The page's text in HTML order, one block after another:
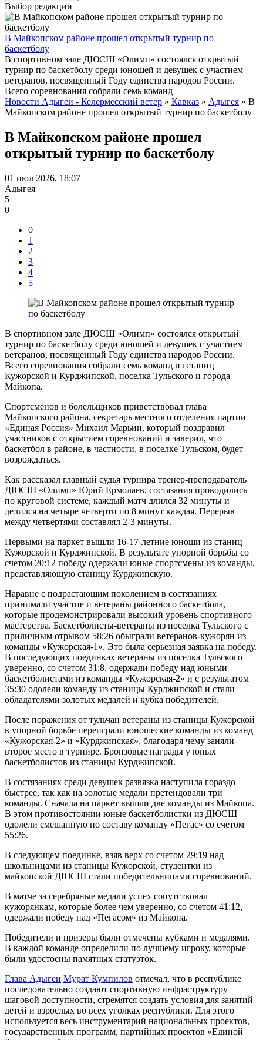
Выбор редакции
В Майкопском районе прошел открытый турнир по
баскетболу
В спортивном зале ДЮСШ «Олимп» состоялся открытый
турнир по баскетболу среди юношей и девушек с участием
ветеранов, посвященный Году единства народов России.
Всего соревнования собрали семь команд
Новости Адыгеи - Келермесский ветер » Кавказ » Адыгея » В
Майкопском районе прошел открытый турнир по баскетболу
В Майкопском районе прошел
открытый турнир по баскетболу
01 июл 2026, 18:07
Адыгея
5
0
0
1
2
3
4
5
В спортивном зале ДЮСШ «Олимп» состоялся открытый
турнир по баскетболу среди юношей и девушек с участием
ветеранов, посвященный Году единства народов России.
Всего соревнования собрали семь команд из станиц
Кужорской и Курджипской, поселка Тульского и города
Майкопа.
Спортсменов и болельщиков приветствовал глава
Майкопского района, секретарь местного отделения партии
«Единая Россия» Михаил Марьин, который поздравил
участников с открытием соревнований и заверил, что
баскетбол в районе, в частности, в поселке Тульском, будет
возрождаться.
Как рассказал главный судья турнира тренер-преподаватель
ДЮСШ «Олимп» Юрий Ермолаев, состязания проводились
по круговой системе, каждый матч длился 32 минуты и
делился на четыре четверти по 8 минут каждая. Перерыв
между четвертями составлял 2-3 минуты.
Первыми на паркет вышли 16-17-летние юноши из станиц
Кужорской и Курджипской. В результате упорной борьбы со
счетом 20:12 победу одержали юные спортсмены из команды,
представляющую станицу Курджипскую.
Наравне с подрастающим поколением в состязаниях
принимали участие и ветераны районного баскетбола,
которые продемонстрировали высокий уровень спортивного
мастерства. Баскетболисты-ветераны из поселка Тульского с
приличным отрывом 58:26 обыграли ветеранов-кужорян из
команды «Кужорская-1». Это была серьезная заявка на победу.
В последующих поединках ветераны из поселка Тульского
уверенно, со счетом 31:8, одержали победу над юными
баскетболистами из команды «Кужорская-2» и с результатом
35:30 одолели команду из станицы Курджипской и стали
обладателями золотых медалей и кубка победителей.
После поражения от тульчан ветераны из станицы Кужорской
в упорной борьбе переиграли юношеские команды из команд
«Кужорская-2» и «Курджипская», благодаря чему заняли
второе место в турнире. Бронзовые награды у юных
баскетболистов из станицы Курджипской.
В состязаниях среди девушек развязка наступила гораздо
быстрее, так как на золотые медали претендовали три
команды. Сначала на паркет вышли две команды из Майкопа.
В этом противостоянии юные баскетболистки из ДЮСШ
одолели смешанную по составу команду «Пегас» со счетом
55:26.
В следующем поединке, взяв верх со счетом 29:19 над
школьницами из станицы Кужорской, студентки из
майкопской ДЮСШ стали победительницами соревнований.
В матче за серебряные медали успех сопутствовал
кужорянкам, которые более чем уверенно, со счетом 41:12,
одержали победу над «Пегасом» из Майкопа.
Победители и призеры были отмечены кубками и медалями.
В каждой команде определили по лучшему игроку, которые
были удостоены памятных статуэток.
Глава Адыгеи Мурат Кумпилов отмечал, что в республике
последовательно создают спортивную инфраструктуру
шаговой доступности, стремятся создать условия для занятий
детей и взрослых во всех уголках республики. Для этого
используется весь инструментарий национальных проектов,
государственных программ, партийных проектов «Единой